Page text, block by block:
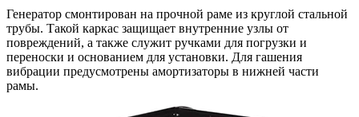
Генератор смонтирован на прочной раме из круглой стальной
трубы. Такой каркас защищает внутренние узлы от
повреждений, а также служит ручками для погрузки и
переноски и основанием для установки. Для гашения
вибрации предусмотрены амортизаторы в нижней части
рамы.